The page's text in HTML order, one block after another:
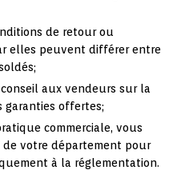
de retour ou
elles peuvent différer entre
aux vendeurs sur la
offertes;
commerciale, vous
de votre département pour
à la réglementation.